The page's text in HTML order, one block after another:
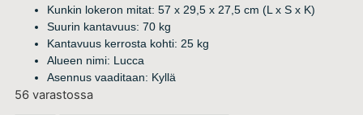
Kunkin lokeron mitat: 57 x 29,5 x 27,5 cm (L x S x K)
Suurin kantavuus: 70 kg
Kantavuus kerrosta kohti: 25 kg
Alueen nimi: Lucca
Asennus vaaditaan: Kyllä
56 varastossa